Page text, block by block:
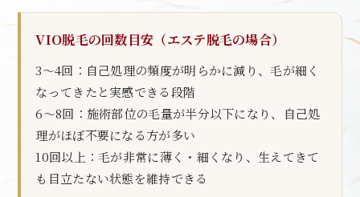
VIO脱毛の回数目安（エステ脱毛の場合）
3〜4回：自己処理の頻度が明らかに減り、毛が細く
なってきたと実感できる段階
6〜8回：施術部位の毛量が半分以下になり、自己処
理がほぼ不要になる方が多い
10回以上：毛が非常に薄く・細くなり、生えてきて
も目立たない状態を維持できる